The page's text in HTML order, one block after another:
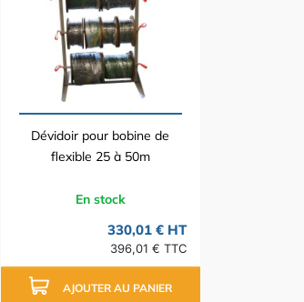
Dévidoir pour bobine de
flexible 25 à 50m
En stock
330,01 € HT
396,01 € TTC
AJOUTER AU PANIER